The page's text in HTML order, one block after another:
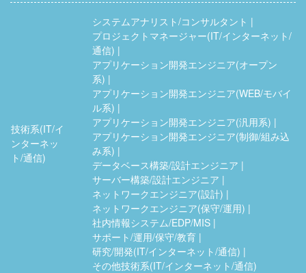
技術系(IT/イ
ンターネッ
ト/通信)
システムアナリスト/コンサルタント
プロジェクトマネージャー(IT/インターネット/
通信)
アプリケーション開発エンジニア(オープン
系)
アプリケーション開発エンジニア(WEB/モバイ
ル系)
アプリケーション開発エンジニア(汎用系)
アプリケーション開発エンジニア(制御/組み込
み系)
データベース構築/設計エンジニア
サーバー構築/設計エンジニア
ネットワークエンジニア(設計)
ネットワークエンジニア(保守/運用)
社内情報システム/EDP/MIS
サポート/運用/保守/教育
研究/開発(IT/インターネット/通信)
その他技術系(IT/インターネット/通信)